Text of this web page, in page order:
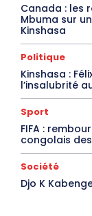
Canada : les
Mbuma sur
Kinshasa
Politique
Kinshasa :
l’insalubrité
Sport
FIFA :
congolais
Société
Djo K